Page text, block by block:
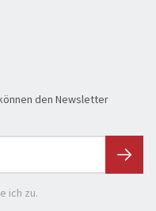
den Newsletter
ich zu.